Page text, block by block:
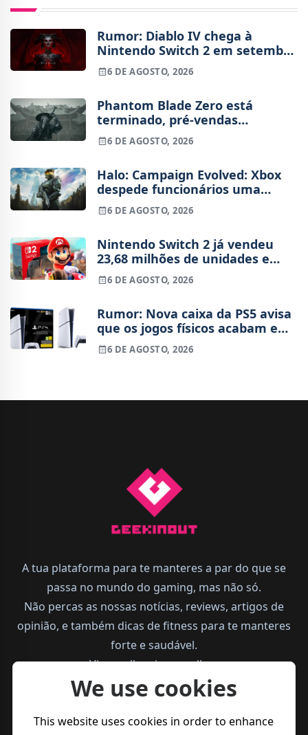
Rumor: Diablo IV chega à
Nintendo Switch 2 em setembro
e vai custar o preço de um jogo
novo
6 DE AGOSTO, 2026
Phantom Blade Zero está
terminado, pré-vendas
começam na próxima semana
6 DE AGOSTO, 2026
Halo: Campaign Evolved: Xbox
despede funcionários uma
semana após o lançamento
6 DE AGOSTO, 2026
Nintendo Switch 2 já vendeu
23,68 milhões de unidades e
está 4 milhões à frente da
Switch original no mesmo
6 DE AGOSTO, 2026
Rumor: Nova caixa da PS5 avisa
que os jogos físicos acabam em
2028
6 DE AGOSTO, 2026
A tua plataforma para te manteres a par do que se
passa no mundo do gaming, mas não só.
Não percas as nossas notícias, reviews, artigos de
opinião, e também dicas de fitness para te manteres
forte e saudável.
Vive melhor, joga melhor.
We use cookies
This website uses cookies in order to enhance